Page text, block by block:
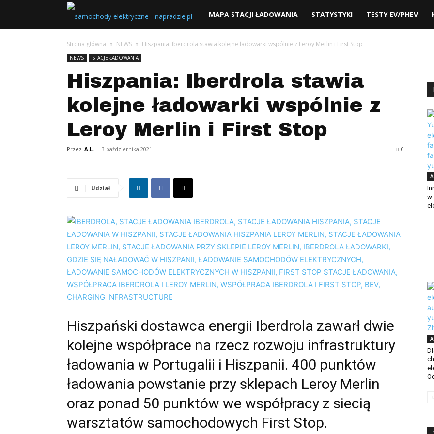
NaPradzie.pl
MAPA STACJI ŁADOWANIA STATYSTYKI TESTY EV/PHEV
Strona główna NEWS Hiszpania: Iberdrola stawia kolejne ładowarki wspólnie z Leroy Merlin i First Stop
NEWS STACJE ŁADOWANIA
Hiszpania: Iberdrola stawia
kolejne ładowarki wspólnie z
Leroy Merlin i First Stop
Przez A.L. - 3 października 2021 0
Udział
Hiszpański dostawca energii Iberdrola zawarł dwie
kolejne współprace na rzecz rozwoju infrastruktury
ładowania w Portugalii i Hiszpanii. 400 punktów
ładowania powstanie przy sklepach Leroy Merlin
oraz ponad 50 punktów we współpracy z siecią
warsztatów samochodowych First Stop.
w